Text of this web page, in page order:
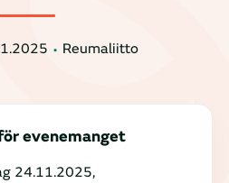
Reumaliitto
evenemanget
24.11.2025,